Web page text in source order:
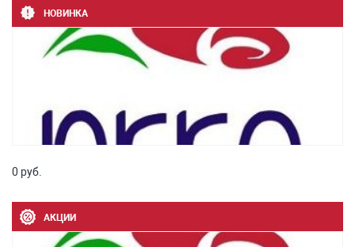
НОВИНКА
0 руб.
АКЦИИ